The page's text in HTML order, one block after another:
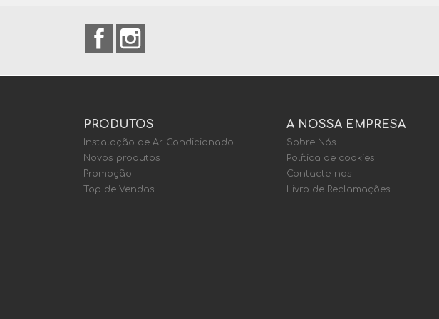
Facebook
PRODUTOS
Instalação de Ar Condicionado
Novos produtos
Promoção
Top de Vendas
A NOSSA EMPRESA
Sobre Nós
Política de cookies
Contacte-nos
Livro de Reclamações